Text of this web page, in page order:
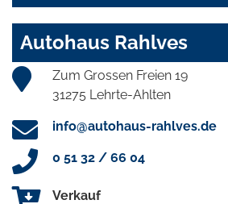
Autohaus Rahlves
Zum Grossen Freien 19
31275 Lehrte-Ahlten
info@autohaus-rahlves.de
0 51 32 / 66 04
Verkauf